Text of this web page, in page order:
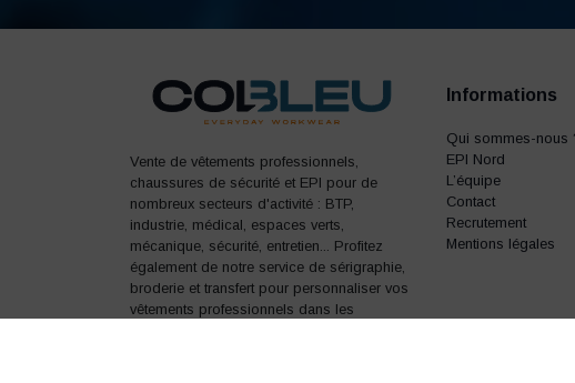
Vente de vêtements professionnels,
chaussures de sécurité et EPI pour de
nombreux secteurs d'activité : BTP,
industrie, médical, espaces verts,
mécanique, sécurité, entretien... Profitez
également de notre service de sérigraphie,
broderie et transfert pour personnaliser vos
vêtements professionnels dans les
Informations
Qui sommes-nous
EPI Nord
L’équipe
Contact
Recrutement
Mentions légales